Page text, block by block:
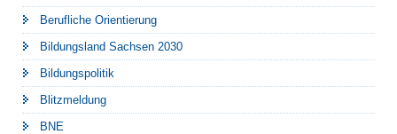
Berufliche Orientierung
Bildungsland Sachsen 2030
Bildungspolitik
Blitzmeldung
BNE